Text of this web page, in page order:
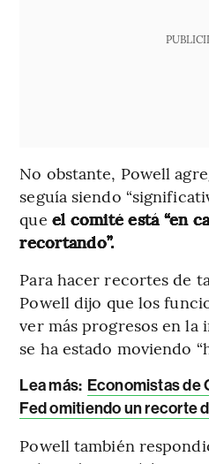
No obstante, Powell
seguía siendo
que el comité está “en
recortando”.
Para hacer recortes de
Powell dijo que los
ver más progresos en la
se ha estado moviendo
Lea más: Economistas de
Fed omitiendo un recorte
Powell también